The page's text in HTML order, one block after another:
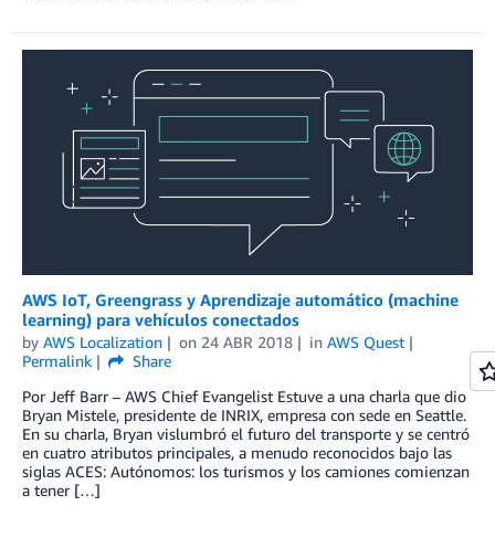
AWS IoT, Greengrass y Aprendizaje automático (machine
learning) para vehículos conectados
by AWS Localization on 24 ABR 2018 in AWS Quest
Permalink
Share
Por Jeff Barr – AWS Chief Evangelist Estuve a una charla que dio
Bryan Mistele, presidente de INRIX, empresa con sede en Seattle.
En su charla, Bryan vislumbró el futuro del transporte y se centró
en cuatro atributos principales, a menudo reconocidos bajo las
siglas ACES: Autónomos: los turismos y los camiones comienzan
a tener […]